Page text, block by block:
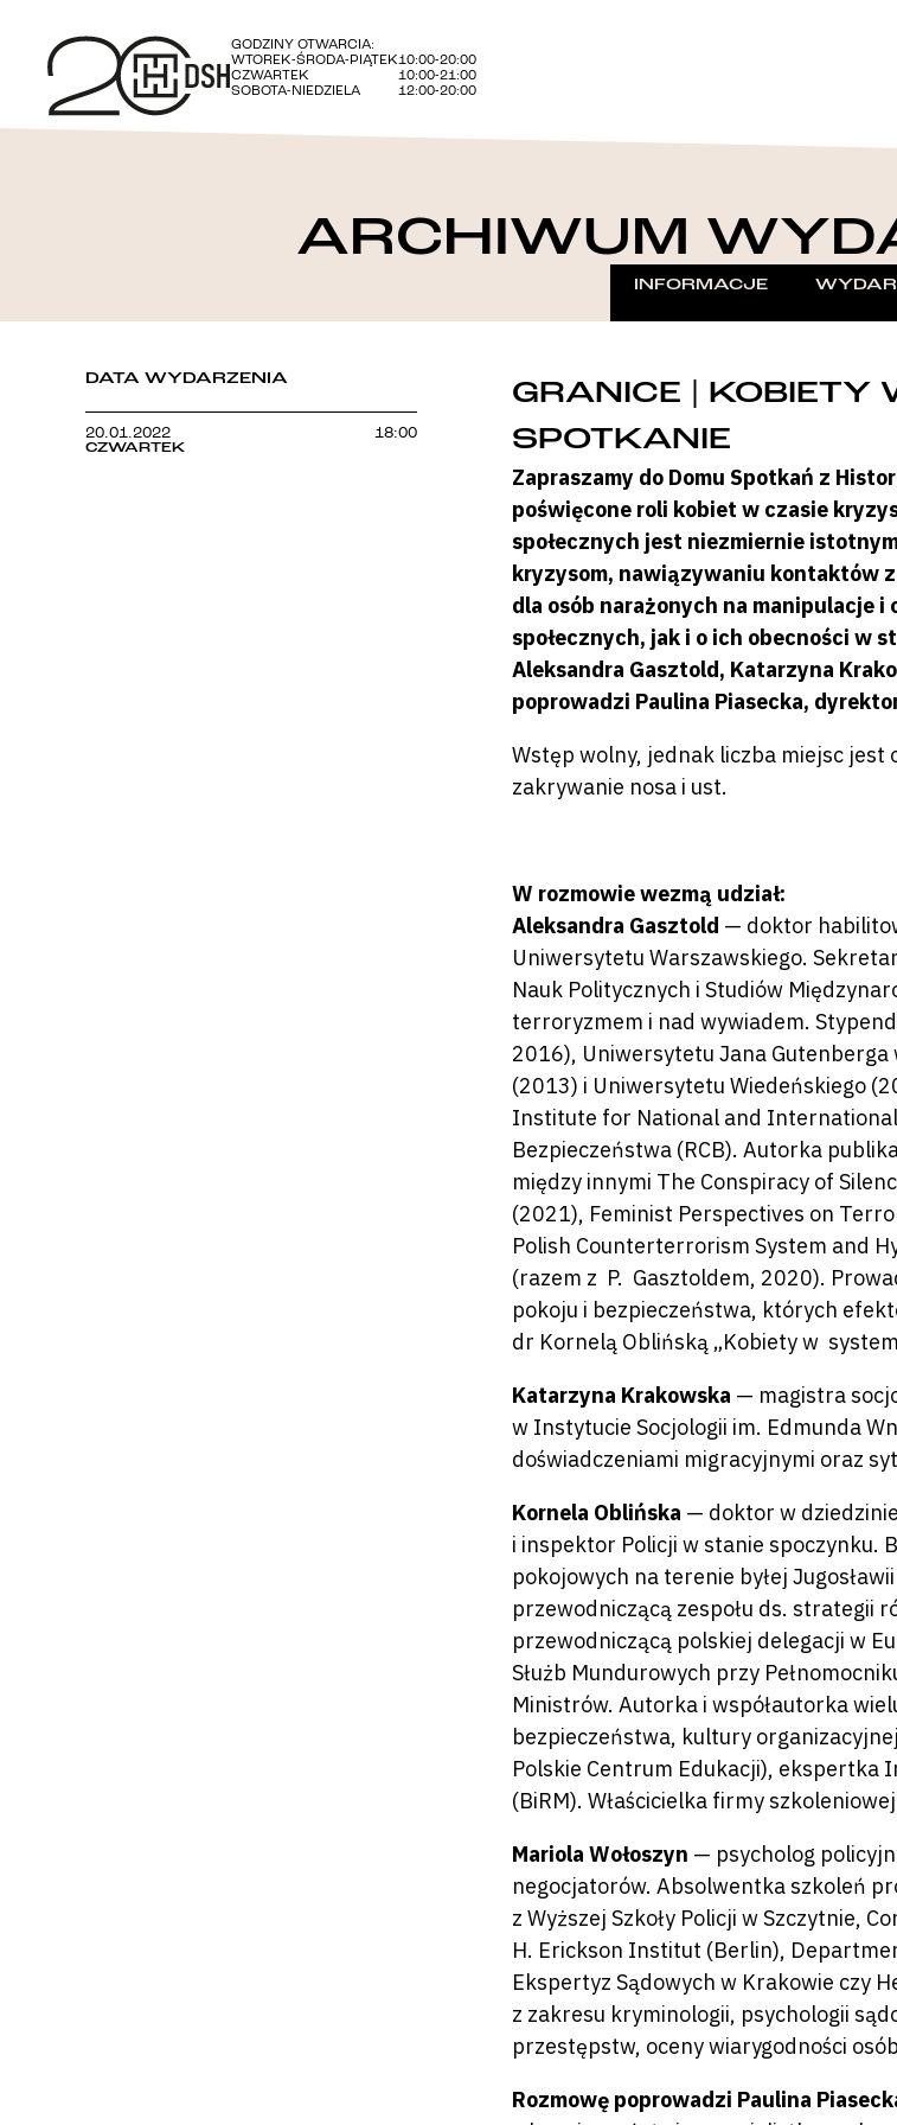
GODZINY OTWARCIA:
WTOREK-ŚRODA-PIĄTEK10:00-20:00
CZWARTEK
10:00-21:00
SOBOTA-NIEDZIELA
12:00-20:00
ARCHIWUM
INFORMACJE
DATA WYDARZENIA
20.01.2022
CZWARTEK
18:00
GRANICE | KOBIETY
SPOTKANIE
Zapraszamy do Domu Spotkań z
poświęcone roli kobiet w czasie
społecznych jest niezmiernie
kryzysom, nawiązywaniu kontaktów
dla osób narażonych na manipulacje i
społecznych, jak i o ich obecności w
Aleksandra Gasztold, Katarzyna
poprowadzi Paulina Piasecka,
Wstęp wolny, jednak liczba miejsc jest
zakrywanie nosa i ust.
W rozmowie wezmą udział:
Aleksandra Gasztold — doktor
Uniwersytetu Warszawskiego.
Nauk Politycznych i Studiów
terroryzmem i nad wywiadem.
2016), Uniwersytetu Jana
(2013) i Uniwersytetu Wiedeńskiego
Institute for National and International
Bezpieczeństwa (RCB). Autorka
między innymi The Conspiracy of
(2021), Feminist Perspectives on
Polish Counterterrorism System and
(razem z P. Gasztoldem, 2020).
pokoju i bezpieczeństwa, których
dr Kornelą Oblińską „Kobiety w
Katarzyna Krakowska — magistra
w Instytucie Socjologii im. Edmunda
doświadczeniami migracyjnymi oraz
Kornela Oblińska — doktor w
i inspektor Policji w stanie spoczynku.
pokojowych na terenie byłej
przewodniczącą zespołu ds. strategii
przewodniczącą polskiej delegacji w
Służb Mundurowych przy
Ministrów. Autorka i współautorka
bezpieczeństwa, kultury
Polskie Centrum Edukacji), ekspertka
(BiRM). Właścicielka firmy
Mariola Wołoszyn — psycholog
negocjatorów. Absolwentka szkoleń
z Wyższej Szkoły Policji w Szczytnie,
H. Erickson Institut (Berlin),
Ekspertyz Sądowych w Krakowie czy
z zakresu kryminologii, psychologii
przestępstw, oceny wiarygodności
Rozmowę poprowadzi Paulina